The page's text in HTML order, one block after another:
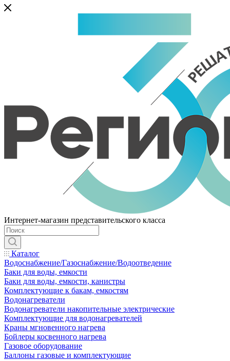
Интернет-магазин представительского класса
Каталог
Водоснабжение/Газоснабжение/Водоотведение
Баки для воды, емкости
Баки для воды, емкости, канистры
Комплектующие к бакам, емкостям
Водонагреватели
Водонагреватели накопительные электрические
Комплектующие для водонагревателей
Краны мгновенного нагрева
Бойлеры косвенного нагрева
Газовое оборудование
Баллоны газовые и комплектующие